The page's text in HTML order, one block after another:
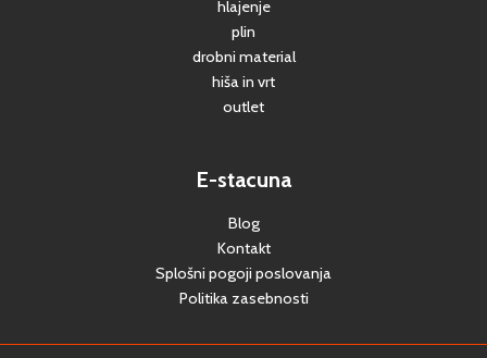
hlajenje
plin
drobni material
hiša in vrt
outlet
E-stacuna
Blog
Kontakt
Splošni pogoji poslovanja
Politika zasebnosti